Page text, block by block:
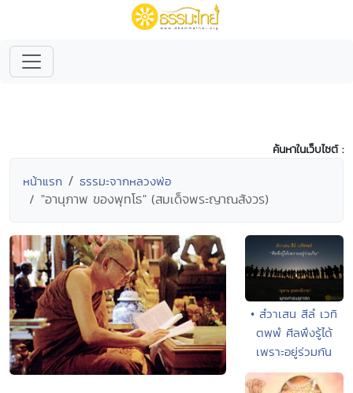
ค้นหาในเว็บไซต์ :
หน้าแรก ธรรมะจากหลวงพ่อ
"อานุภาพ ของพุทโธ" (สมเด็จพระญาณสังวร)
• สํวาเสน สีลํ เวทิ
ตพฺพํ ศีลพึงรู้ได้
เพราะอยู่ร่วมกัน